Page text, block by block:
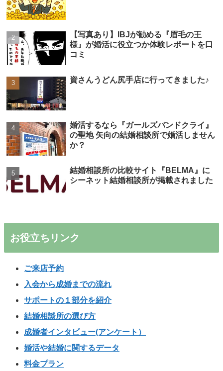
【写真あり】IBJが勧める『眉毛の王
様』が婚活に役立つか体験レポートを口
コミ
資さんうどん尻手店に行ってきました♪
婚活するなら『ガールズバンドクライ』
の聖地 矢向の結婚相談所で婚活しません
か？
結婚相談所の比較サイト『BELMA』に
シーネット結婚相談所が掲載されました
お役立ちリンク
ご来店予約
入会から成婚までの流れ
サポートの１部分を紹介
結婚相談所の選び方
成婚者インタビュー(アンケート）
婚活や結婚に関するデータ
料金プラン